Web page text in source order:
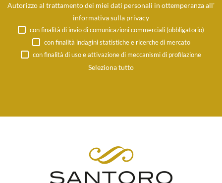
Autorizzo al trattamento dei miei dati personali in ottemperanza all'
informativa sulla privacy
con finalità di invio di comunicazioni commerciali (obbligatorio)
con finalità indagini statistiche e ricerche di mercato
con finalità di uso e attivazione di meccanismi di profilazione
Seleziona tutto